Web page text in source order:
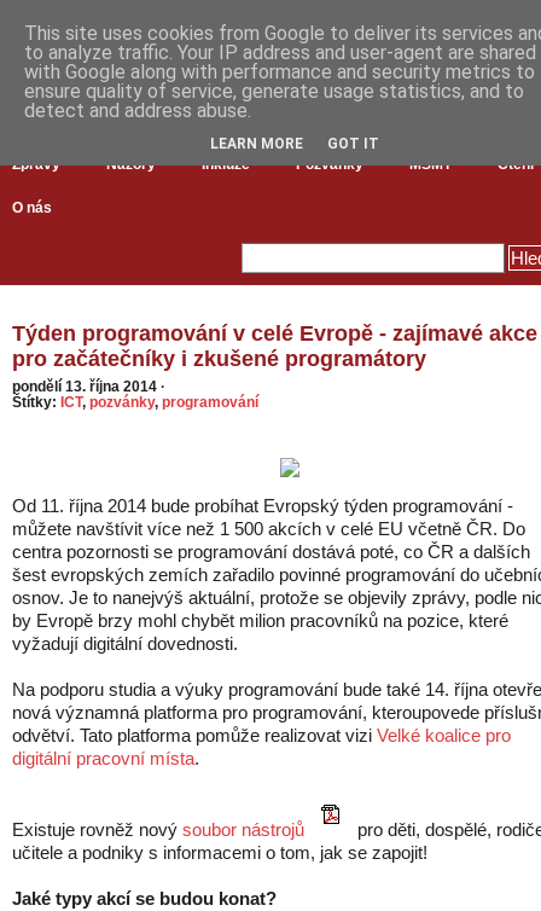
Zprávy Názory Inkluze Pozvánky MŠMT Čtení
O nás
Týden programování v celé Evropě - zajímavé akce
pro začátečníky i zkušené programátory
pondělí 13. října 2014 ·
Štítky: ICT, pozvánky, programování
Od 11. října 2014 bude probíhat Evropský týden programování -
můžete navštívit více než 1 500 akcích v celé EU včetně ČR. Do
centra pozornosti se programování dostává poté, co ČR a dalších
šest evropských zemích zařadilo povinné programování do
osnov. Je to nanejvýš aktuální, protože se objevily zprávy, podle
by Evropě brzy mohl chybět milion pracovníků na pozice, které
vyžadují digitální dovednosti.
Na podporu studia a výuky programování bude také 14. října
nová významná platforma pro programování, kteroupovede
odvětví. Tato platforma pomůže realizovat vizi Velké koalice pro
digitální pracovní místa.
Existuje rovněž nový soubor nástrojů
pro děti, dospělé,
učitele a podniky s informacemi o tom, jak se zapojit!
Jaké typy akcí se budou konat?
This site uses cookies from Google to deliver its services
to analyze traffic. Your IP address and user-agent are shared
with Google along with performance and security metrics to
ensure quality of service, generate usage statistics, and to
detect and address abuse.
LEARN MORE GOT IT